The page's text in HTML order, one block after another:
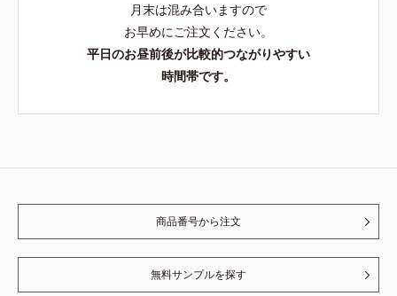
月末は混み合いますので
お早めにご注文ください。
平日のお昼前後が比較的つながりやすい
時間帯です。
商品番号から注文
無料サンプルを探す